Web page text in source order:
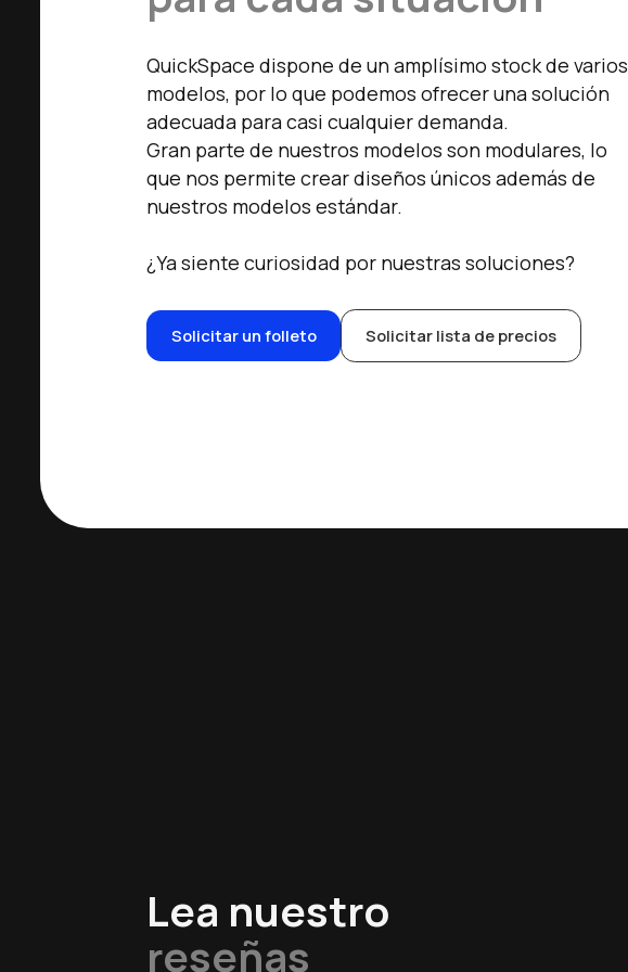
QuickSpace dispone de un amplísimo stock de varios
modelos, por lo que podemos ofrecer una solución
adecuada para casi cualquier demanda.
Gran parte de nuestros modelos son modulares, lo
que nos permite crear diseños únicos además de
nuestros modelos estándar.
¿Ya siente curiosidad por nuestras soluciones?
Solicitar un folleto Solicitar lista de precios
Lea nuestro
reseñas